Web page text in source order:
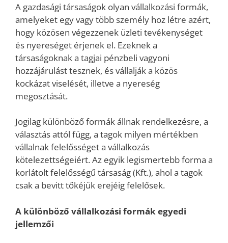
A gazdasági társaságok olyan vállalkozási formák,
amelyeket egy vagy több személy hoz létre azért,
hogy közösen végezzenek üzleti tevékenységet
és nyereséget érjenek el. Ezeknek a
társaságoknak a tagjai pénzbeli vagyoni
hozzájárulást tesznek, és vállalják a közös
kockázat viselését, illetve a nyereség
megosztását.
Jogilag különböző formák állnak rendelkezésre, a
választás attól függ, a tagok milyen mértékben
vállalnak felelősséget a vállalkozás
kötelezettségeiért. Az egyik legismertebb forma a
korlátolt felelősségű társaság (Kft.), ahol a tagok
csak a bevitt tőkéjük erejéig felelősek.
A különböző vállalkozási formák egyedi
jellemzői